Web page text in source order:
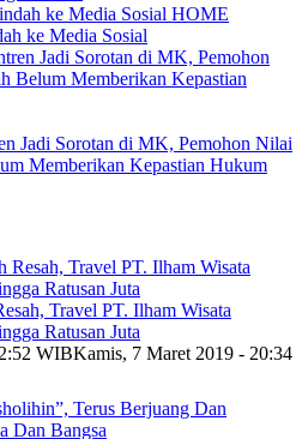
HOME
ke Media Sosial
Jadi Sorotan di MK, Pemohon Nilai
Memberikan Kepastian Hukum
Travel PT. Ilham Wisata
Ratusan Juta
WIBKamis, 7 Maret 2019 - 20:34